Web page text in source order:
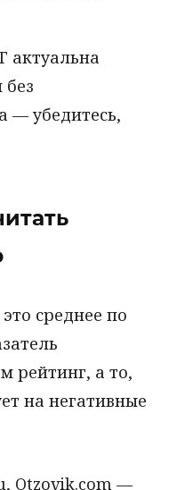
актуальна
— убедитесь,
среднее по
рейтинг, а то,
на негативные
Otzovik.com —